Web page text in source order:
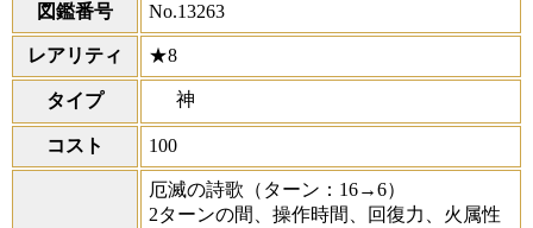
図鑑番号 No.13263
レアリティ ★8
タイプ 神
コスト 100
厄滅の詩歌 （ターン：16→6）
2ターンの間、操作時間、回復力、火属性